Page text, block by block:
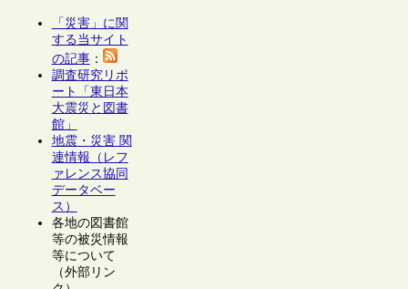
「災害」に関
する当サイト
の記事：
調査研究リポ
ート「東日本
大震災と図書
館」
地震・災害 関
連情報（レフ
ァレンス協同
データベー
ス）
各地の図書館
等の被災情報
等について
（外部リン